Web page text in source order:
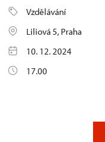
Vzdělávání
Liliová 5, Praha
10. 12. 2024
17.00